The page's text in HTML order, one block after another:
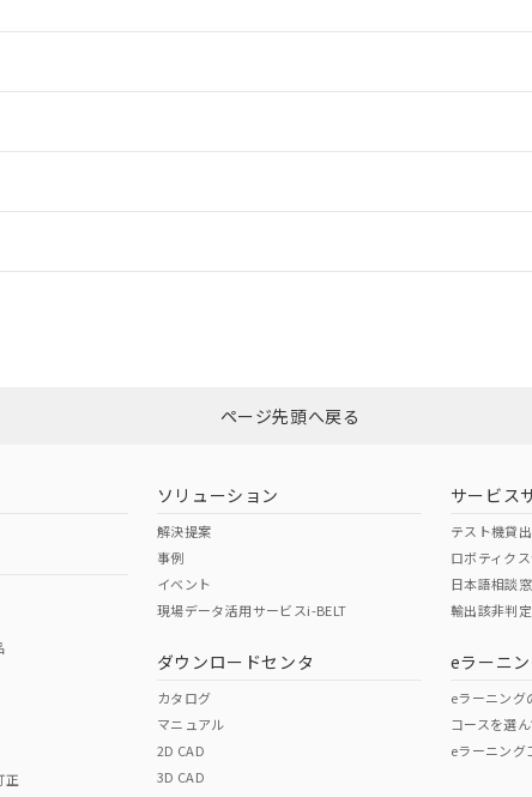
ダウンロードはこちら
（日本
（アメリカ
この製品の規格認証/適
その他の認証はこちらのページから
ページ先頭へ戻る
正
ソリューション
解決提案
事例
イベント
現場データ活用サービスi-BELT
ダウンロードセンタ
カタログ
マニュアル
2D CAD
3D CAD
サービス
テスト機貸出
ロボティク
日本語相談
輸出該非判定
eラーニ
eラーニング
コースを選
eラーニング